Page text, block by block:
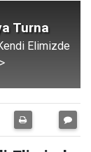
Turna
Elimizde